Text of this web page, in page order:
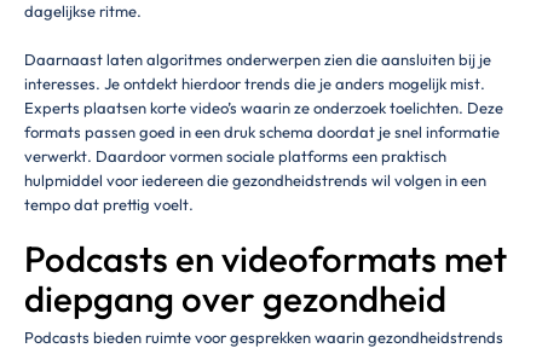
dagelijkse ritme.
Daarnaast laten algoritmes onderwerpen zien die aansluiten bij je
interesses. Je ontdekt hierdoor trends die je anders mogelijk mist.
Experts plaatsen korte video’s waarin ze onderzoek toelichten. Deze
formats passen goed in een druk schema doordat je snel informatie
verwerkt. Daardoor vormen sociale platforms een praktisch
hulpmiddel voor iedereen die gezondheidstrends wil volgen in een
tempo dat prettig voelt.
Podcasts en videoformats met
diepgang over gezondheid
Podcasts bieden ruimte voor gesprekken waarin gezondheidstrends